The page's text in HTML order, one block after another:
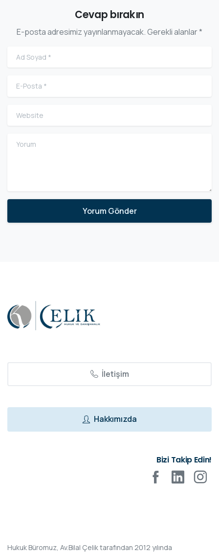
Cevap bırakın
E-posta adresimiz yayınlanmayacak. Gerekli alanlar *
Ad Soyad
E-Posta *
Website
Yorum
İletişim
Hakkımızda
Bizi Takip Edin!
Hukuk Büromuz, Av.Bilal Çelik tarafından 2012 yılında